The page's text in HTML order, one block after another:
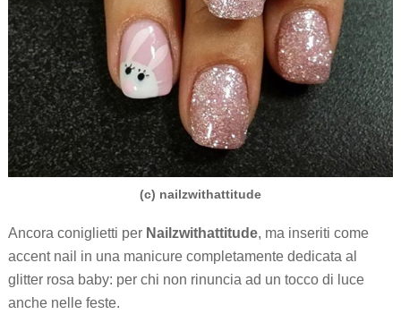
(c) nailzwithattitude
Ancora coniglietti per Nailzwithattitude, ma inseriti come
accent nail in una manicure completamente dedicata al
glitter rosa baby: per chi non rinuncia ad un tocco di luce
anche nelle feste.